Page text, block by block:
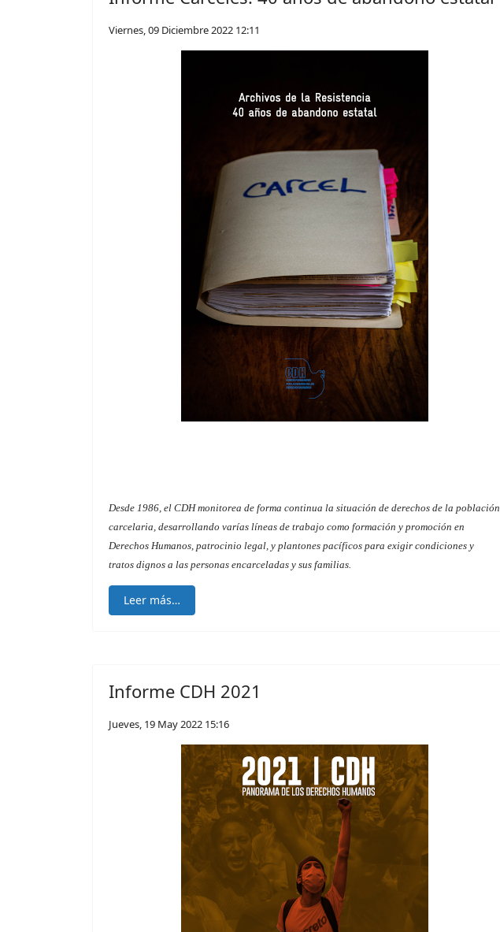
Viernes, 09 Diciembre 2022 12:11
Desde 1986, el CDH monitorea de forma continua la situación de derechos de la población
carcelaria, desarrollando varías líneas de trabajo como formación y promoción en
Derechos Humanos, patrocinio legal, y plantones pacíficos para exigir condiciones y
tratos dignos a las personas encarceladas y sus familias.
Leer más…
Informe CDH 2021
Jueves, 19 May 2022 15:16